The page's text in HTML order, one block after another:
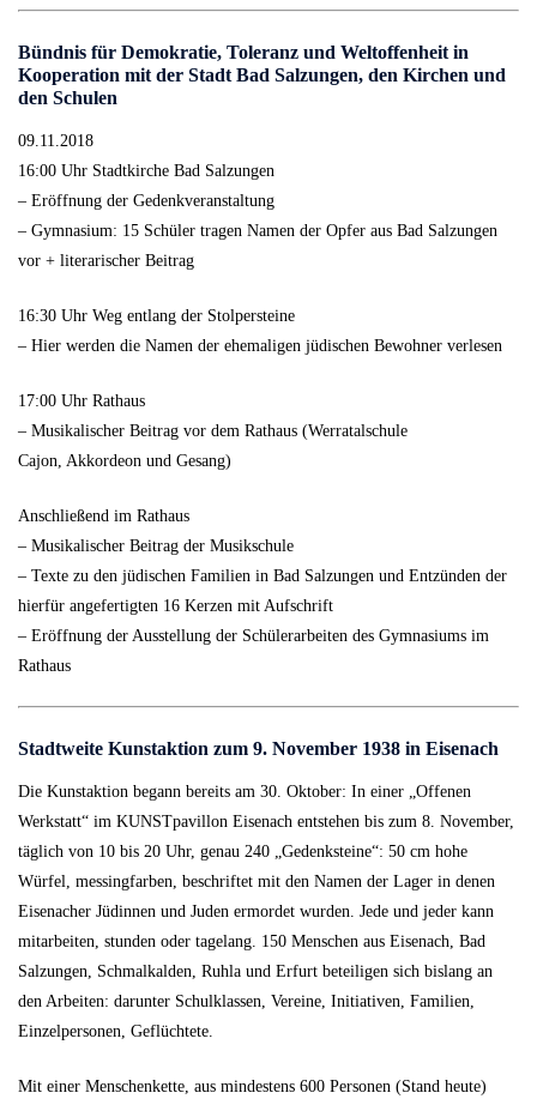
Bündnis für Demokratie, Toleranz und Weltoffenheit in
Kooperation mit der Stadt Bad Salzungen, den Kirchen und
den Schulen
09.11.2018
16:00 Uhr Stadtkirche Bad Salzungen
– Eröffnung der Gedenkveranstaltung
– Gymnasium: 15 Schüler tragen Namen der Opfer aus Bad Salzungen
vor + literarischer Beitrag
16:30 Uhr Weg entlang der Stolpersteine
– Hier werden die Namen der ehemaligen jüdischen Bewohner verlesen
17:00 Uhr Rathaus
– Musikalischer Beitrag vor dem Rathaus (Werratalschule
Cajon, Akkordeon und Gesang)
Anschließend im Rathaus
– Musikalischer Beitrag der Musikschule
– Texte zu den jüdischen Familien in Bad Salzungen und Entzünden der
hierfür angefertigten 16 Kerzen mit Aufschrift
– Eröffnung der Ausstellung der Schülerarbeiten des Gymnasiums im
Rathaus
Stadtweite Kunstaktion zum 9. November 1938 in Eisenach
Die Kunstaktion begann bereits am 30. Oktober: In einer „Offenen
Werkstatt“ im KUNSTpavillon Eisenach entstehen bis zum 8. November,
täglich von 10 bis 20 Uhr, genau 240 „Gedenksteine“: 50 cm hohe
Würfel, messingfarben, beschriftet mit den Namen der Lager in denen
Eisenacher Jüdinnen und Juden ermordet wurden. Jede und jeder kann
mitarbeiten, stunden oder tagelang. 150 Menschen aus Eisenach, Bad
Salzungen, Schmalkalden, Ruhla und Erfurt beteiligen sich bislang an
den Arbeiten: darunter Schulklassen, Vereine, Initiativen, Familien,
Einzelpersonen, Geflüchtete.
Mit einer Menschenkette, aus mindestens 600 Personen (Stand heute)